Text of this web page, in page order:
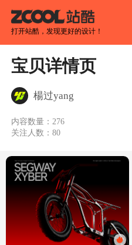
打开站酷，发现更好的设计！
宝贝详情页
楊过yang
内容数量： 276
关注人数：80